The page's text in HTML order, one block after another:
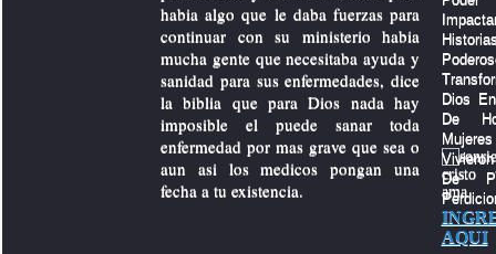
habia algo que le daba fuerzas para
continuar con su ministerio habia
mucha gente que necesitaba ayuda y
sanidad para sus enfermedades, dice
la biblia que para Dios nada hay
imposible el puede sanar toda
enfermedad por mas grave que sea o
aun asi los medicos pongan una
fecha a tu existencia.
Dios
De
De
AQUI